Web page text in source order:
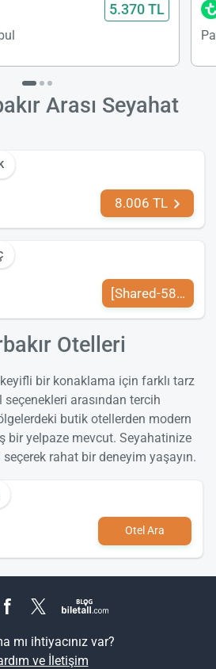
5.370 TL
Arası Seyahat
8.006 TL
[Shared-589-tr-
Otelleri
bir konaklama için farklı tarz
arasından tercih
butik otellerden modern
bir yelpaze mevcut. Seyahatinize
rahat bir deneyim yaşayın.
Otel Ara
mı ihtiyacınız var?
ve İletişim